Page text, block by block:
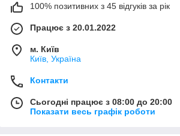
100% позитивних з 45 відгуків за рік
Працює з 20.01.2022
м. Київ
Київ, Україна
Контакти
Сьогодні працює з 08:00 до 20:00
Показати весь графік роботи